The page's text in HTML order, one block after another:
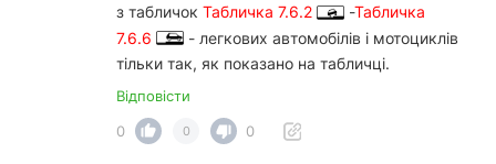
з табличок Табличка 7.6.2 -Табличка
7.6.6
- легкових автомобілів і мотоциклів
тільки так, як показано на табличці.
Відповісти
0
0 0